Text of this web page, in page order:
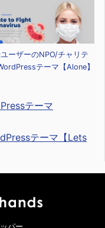
ーザーのNPO/チャリテ
テーマ【Alone】
ン
テーマ
テーマ【Lets
パー